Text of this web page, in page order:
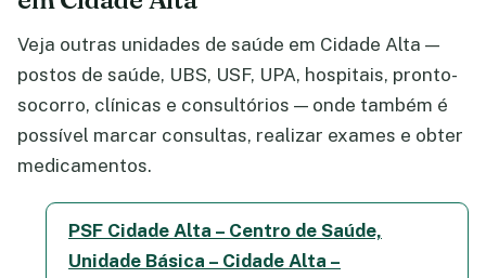
Veja outras unidades de saúde em Cidade Alta —
postos de saúde, UBS, USF, UPA, hospitais, pronto-
socorro, clínicas e consultórios — onde também é
possível marcar consultas, realizar exames e obter
medicamentos.
PSF Cidade Alta – Centro de Saúde,
Unidade Básica – Cidade Alta –